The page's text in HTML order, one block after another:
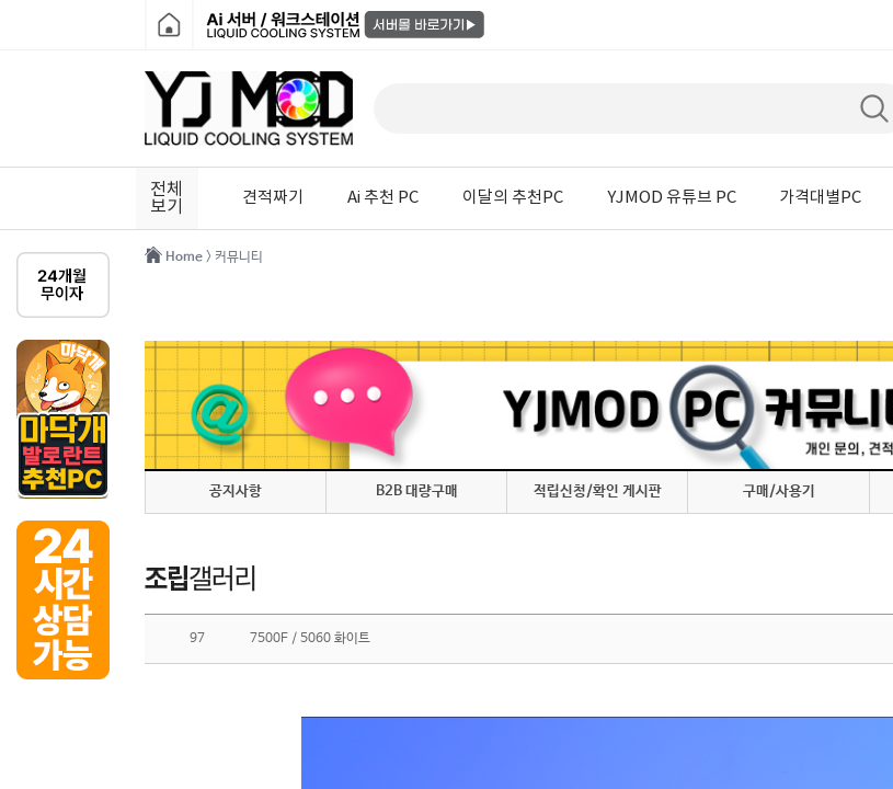
전체
보기
견적짜기 Ai 추천 PC 이달의 추천PC YJMOD 유튜브 PC 가격대별PC
Home > 커뮤니티
공지사항 B2B 대량구매 적립신청/확인 게시판 구매/사용기
97 7500F / 5060 화이트